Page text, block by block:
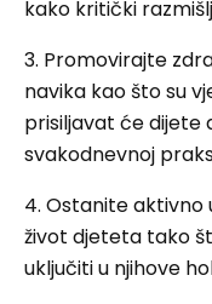
kako kritički
3. Promovirajte
navika kao što su
prisiljavat će dijete
svakodnevnoj
4. Ostanite aktivno
život djeteta tako
uključiti u njihove